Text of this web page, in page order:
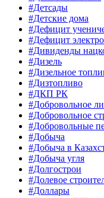
#Детсады
#Детские дома
#Дефицит
#Дефицит
#Дивиденды
#Дизель
#Дизельное
#Дизтопливо
#ДКП РК
#Добровольное
#Добровольное
#Добровольные
#Добыча
#Добыча в
#Добыча угля
#Долгострои
#Долевое
#Доллары